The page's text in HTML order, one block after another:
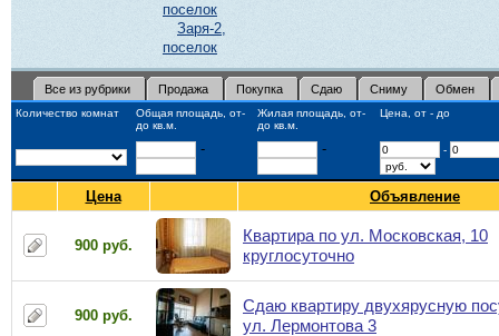
поселок
Заря-2,
поселок
Все из рубрики Продажа Покупка Сдаю Сниму Обмен
Количество комнат
Общая площадь, от-
до кв.м.
Жилая площадь, от-
до кв.м.
Цена, от - до
- - -
Цена Объявление
900 руб.
Квартира по ул. Московская, 10
круглосуточно
900 руб.
Сдаю квартиру двухярусную
ул. Лермонтова 3